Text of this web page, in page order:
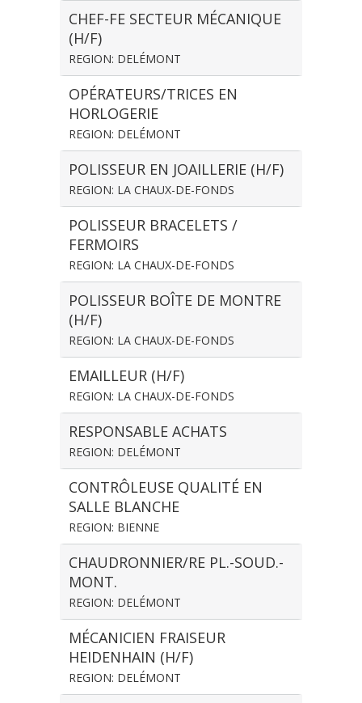
CHEF-FE SECTEUR MÉCANIQUE
(H/F)
REGION: DELÉMONT
OPÉRATEURS/TRICES EN
HORLOGERIE
REGION: DELÉMONT
POLISSEUR EN JOAILLERIE (H/F)
REGION: LA CHAUX-DE-FONDS
POLISSEUR BRACELETS /
FERMOIRS
REGION: LA CHAUX-DE-FONDS
POLISSEUR BOÎTE DE MONTRE
(H/F)
REGION: LA CHAUX-DE-FONDS
EMAILLEUR (H/F)
REGION: LA CHAUX-DE-FONDS
RESPONSABLE ACHATS
REGION: DELÉMONT
CONTRÔLEUSE QUALITÉ EN
SALLE BLANCHE
REGION: BIENNE
CHAUDRONNIER/RE PL.-SOUD.-
MONT.
REGION: DELÉMONT
MÉCANICIEN FRAISEUR
HEIDENHAIN (H/F)
REGION: DELÉMONT